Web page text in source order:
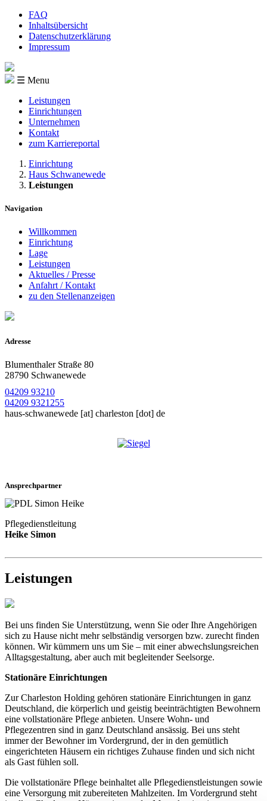
FAQ
Inhaltsübersicht
Datenschutzerklärung
Impressum
☰ Menu
Leistungen
Einrichtungen
Unternehmen
Kontakt
zum Karriereportal
Einrichtung
Haus Schwanewede
Leistungen
Navigation
Willkommen
Einrichtung
Lage
Leistungen
Aktuelles / Presse
Anfahrt / Kontakt
zu den Stellenanzeigen
Adresse
Blumenthaler Straße 80
28790 Schwanewede
04209 93210
04209 9321255
haus-schwanewede [at] charleston [dot] de
Ansprechpartner
Pflegedienstleitung
Heike Simon
Leistungen
Bei uns finden Sie Unterstützung, wenn Sie oder Ihre Angehörigen
sich zu Hause nicht mehr selbständig versorgen bzw. zurecht finden
können. Wir kümmern uns um Sie – mit einer abwechslungsreichen
Alltagsgestaltung, aber auch mit begleitender Seelsorge.
Stationäre Einrichtungen
Zur Charleston Holding gehören stationäre Einrichtungen in ganz
Deutschland, die körperlich und geistig beeinträchtigten Bewohnern
eine vollstationäre Pflege anbieten. Unsere Wohn- und
Pflegezentren sind in ganz Deutschland ansässig. Bei uns steht
immer der Bewohner im Vordergrund, der in den gemütlich
eingerichteten Häusern ein richtiges Zuhause finden und sich nicht
als Gast fühlen soll.
Die vollstationäre Pflege beinhaltet alle Pflegedienstleistungen sowie
eine Versorgung mit zubereiteten Mahlzeiten. Im Vordergrund steht